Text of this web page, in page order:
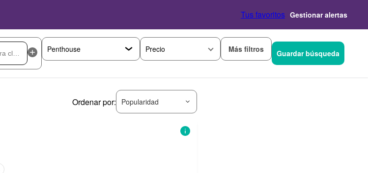
Tus favoritos Gestionar alertas
Precio Más filtros Guardar búsqueda
Ordenar por: Popularidad